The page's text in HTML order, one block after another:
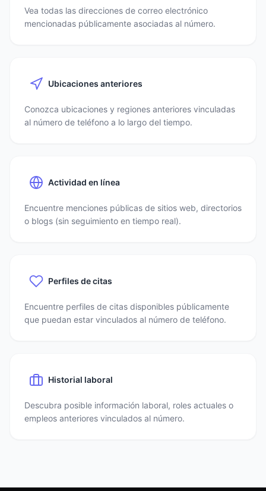
Vea todas las direcciones de correo electrónico
mencionadas públicamente asociadas al número.
Ubicaciones anteriores
Conozca ubicaciones y regiones anteriores vinculadas
al número de teléfono a lo largo del tiempo.
Actividad en línea
Encuentre menciones públicas de sitios web, directorios
o blogs (sin seguimiento en tiempo real).
Perfiles de citas
Encuentre perfiles de citas disponibles públicamente
que puedan estar vinculados al número de teléfono.
Historial laboral
Descubra posible información laboral, roles actuales o
empleos anteriores vinculados al número.